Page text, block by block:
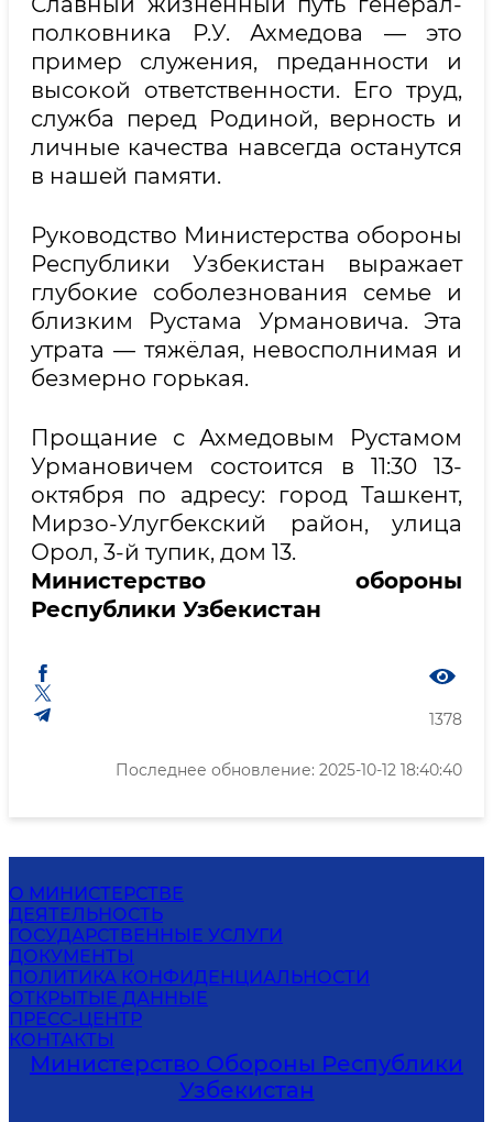
полковника Р.У. Ахмедова — это
пример служения, преданности и
высокой ответственности. Его труд,
служба перед Родиной, верность и
личные качества навсегда останутся
в нашей памяти.
Руководство Министерства обороны
Республики Узбекистан выражает
глубокие соболезнования семье и
близким Рустама Урмановича. Эта
утрата — тяжёлая, невосполнимая и
безмерно горькая.
Прощание с Ахмедовым Рустамом
Урмановичем состоится в 11:30 13-
октября по адресу: город Ташкент,
Мирзо-Улугбекский район, улица
Орол, 3-й тупик, дом 13.
Министерство обороны
Республики Узбекистан
1378
Последнее обновление: 2025-10-12 18:40:40
О МИНИСТЕРСТВЕ
ДЕЯТЕЛЬНОСТЬ
ГОСУДАРСТВЕННЫЕ УСЛУГИ
ДОКУМЕНТЫ
ПОЛИТИКА КОНФИДЕНЦИАЛЬНОСТИ
ОТКРЫТЫЕ ДАННЫЕ
ПРЕСС-ЦЕНТР
КОНТАКТЫ
Министерство Обороны Республики
Узбекистан